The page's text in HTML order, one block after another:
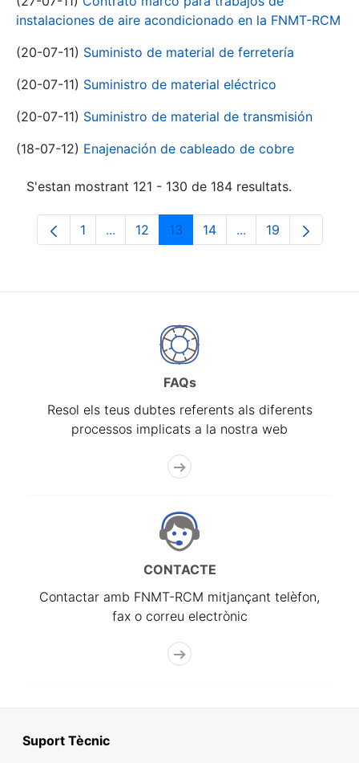
instalaciones de aire acondicionado en la FNMT-RCM
(20-07-11) Suministo de material de ferretería
(20-07-11) Suministro de material eléctrico
(20-07-11) Suministro de material de transmisión
(18-07-12) Enajenación de cableado de cobre
S'estan mostrant 121 - 130 de 184 resultats.
Pàgina
1 ...Pàgines intermèdies Utilitzeu TAB per
Pàgina
12 Pàgina
13 Pàgina
14 ...PàginesPàgina
19
FAQs
Resol els teus dubtes referents als diferents
processos implicats a la nostra web
CONTACTE
Contactar amb FNMT-RCM mitjançant telèfon,
fax o correu electrònic
Suport Tècnic